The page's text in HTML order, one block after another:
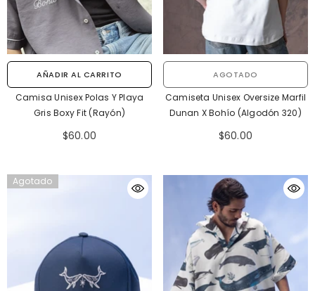
AÑADIR AL CARRITO
Camisa Unisex Polas Y Playa
Gris Boxy Fit (Rayón)
$60.00
AGOTADO
Camiseta Unisex Oversize Marfil
Dunan X Bohío (Algodón 320)
$60.00
Agotado